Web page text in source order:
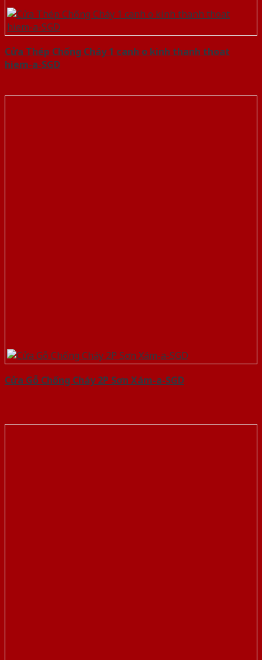
Cửa Thép Chống Cháy 1 canh o kinh thanh thoat
hiem-a-SGD
Cửa Gỗ Chống Cháy 2P Sơn Xám-a-SGD